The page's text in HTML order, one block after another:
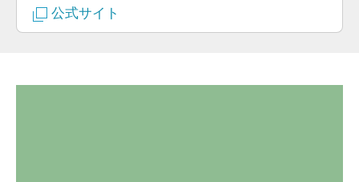
公式サイト